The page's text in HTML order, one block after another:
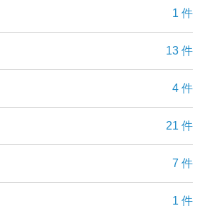
1 件
13 件
4 件
21 件
7 件
1 件